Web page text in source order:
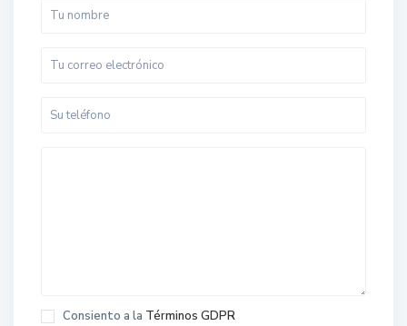
Consiento a la Términos GDPR